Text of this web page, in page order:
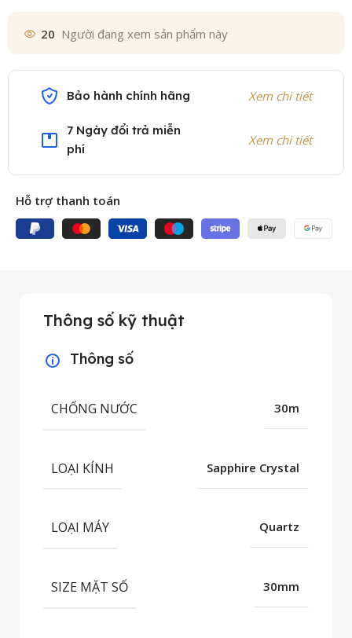
20 Người đang xem sản phẩm này
Bảo hành chính hãng Xem chi tiết
7 Ngày đổi trả miễn
phí
Xem chi tiết
Hỗ trợ thanh toán
Thông số kỹ thuật
Thông số
CHỐNG NƯỚC 30m
LOẠI KÍNH Sapphire Crystal
LOẠI MÁY Quartz
SIZE MẶT SỐ 30mm